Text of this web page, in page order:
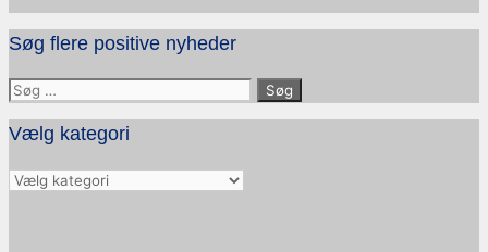
Søg flere positive nyheder
Søg
efter:
Vælg kategori
Vælg